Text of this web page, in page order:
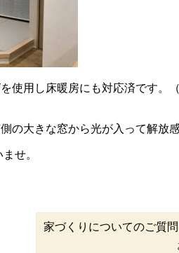
使用し床暖房にも対応済です。
の大きな窓から光が入って解放感
せ。
家づくりについてのご質問